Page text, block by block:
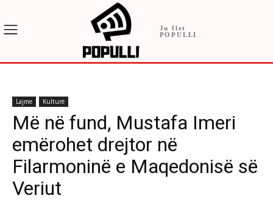
Ju flet
POPULLI
Lajme Kulturë
Më në fund, Mustafa Imeri
emërohet drejtor në
Filarmoninë e Maqedonisë së
Veriut